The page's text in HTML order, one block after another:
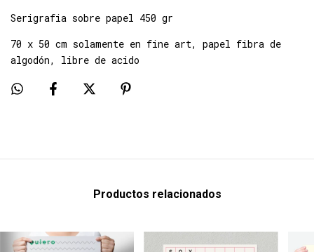
Serigrafia sobre papel 450 gr
70 x 50 cm solamente en fine art, papel fibra de
algodón, libre de acido
Productos relacionados